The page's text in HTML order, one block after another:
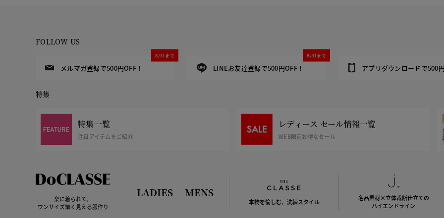
FOLLOW US
メルマガ登録で500円OFF！
8/31まで
LINEお友達登録で500円OFF！
8/31まで
アプリダウンロードで500
特集
特集一覧
注目アイテムをご紹介
レディース セール情報一覧
WEB限定お得なセール
楽に着られて、
ワンサイズ細く見える服作り
LADIES MENS
本物を愉しむ、洗練スタイル
名品素材×立体裁断仕立ての
ハイエンドライン